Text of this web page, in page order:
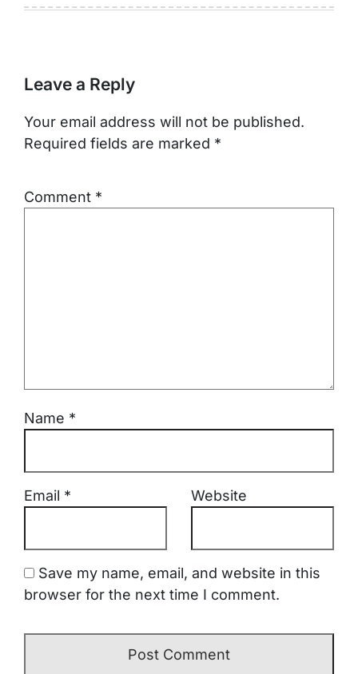
Leave a Reply
Your email address will not be published.
Required fields are marked *
Comment *
Name *
Email * Website
Save my name, email, and website in this
browser for the next time I comment.